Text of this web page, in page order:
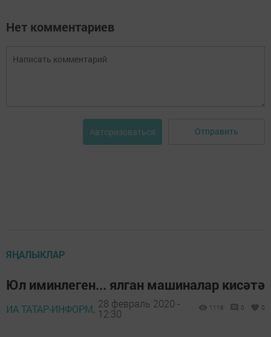
Нет комментариев
Авторизоваться Отправить
ЯҢАЛЫКЛАР
Юл иминлеген... ялган машиналар кисәтә
ИА ТАТАР-ИНФОРМ, 28 февраль 2020 -
12:30
1118 0 0